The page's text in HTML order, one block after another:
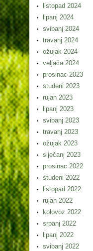
listopad 2024
lipanj 2024
svibanj 2024
travanj 2024
ožujak 2024
veljača 2024
prosinac 2023
studeni 2023
rujan 2023
lipanj 2023
svibanj 2023
travanj 2023
ožujak 2023
siječanj 2023
prosinac 2022
studeni 2022
listopad 2022
rujan 2022
kolovoz 2022
srpanj 2022
lipanj 2022
svibanj 2022